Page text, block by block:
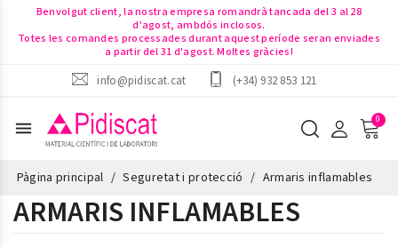
Benvolgut client, la nostra empresa romandrà tancada del 3 al 28
d'agost, ambdós inclosos.
Totes les comandes processades durant aquest període seran enviades
a partir del 31 d'agost. Moltes gràcies!
info@pidiscat.cat
(+34) 932 853 121
menu
Pàgina principal Seguretat i protecció Armaris inflamables
ARMARIS INFLAMABLES